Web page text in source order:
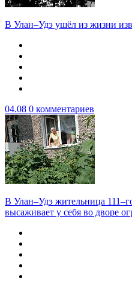
В Улан–Удэ ушёл из жизни
04.08 0 комментариев
В Улан–Удэ жительница
высаживает у себя во дворе